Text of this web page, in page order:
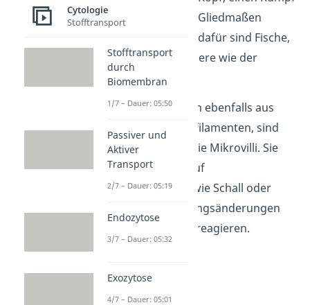
und zwei Paare an Gliedmaßen
besitzen. Beispiele dafür sind Fische,
Vögel oder Säugetiere wie der
Mensch.
Stereovilli bestehen ebenfalls aus
Bündeln von Aktinfilamenten, sind
jedoch länger als die Mikrovilli. Sie
sind in der Lage, auf
Umwelteinflüsse
wie Schall oder
Lage- und Bewegungsänderungen
der Wirbeltiere zu reagieren.
Cytologie
Stofftransport
Stofftransport
durch
Biomembran
1/7 – Dauer: 05:50
Passiver und
Aktiver
Transport
2/7 – Dauer: 05:19
Endozytose
3/7 – Dauer: 05:32
Exozytose
4/7 – Dauer: 05:01